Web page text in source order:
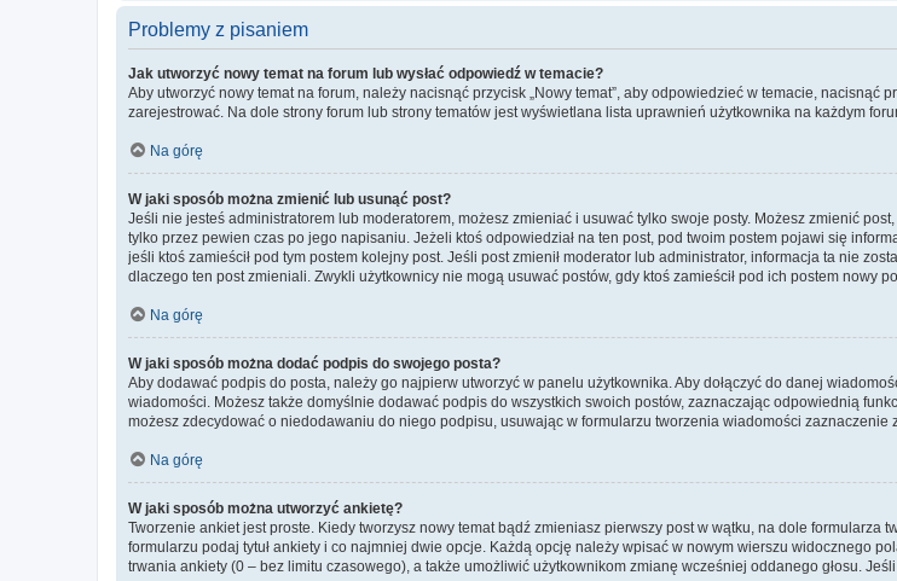
Problemy z pisaniem
Jak utworzyć nowy temat na forum lub wysłać odpowiedź w temacie?
Aby utworzyć nowy temat na forum, należy nacisnąć przycisk „Nowy temat”, aby odpowiedzieć w temacie,
zarejestrować. Na dole strony forum lub strony tematów jest wyświetlana lista uprawnień użytkownika na każdym
Na górę
W jaki sposób można zmienić lub usunąć post?
Jeśli nie jesteś administratorem lub moderatorem, możesz zmieniać i usuwać tylko swoje posty. Możesz zmienić
tylko przez pewien czas po jego napisaniu. Jeżeli ktoś odpowiedział na ten post, pod twoim postem pojawi się
jeśli ktoś zamieścił pod tym postem kolejny post. Jeśli post zmienił moderator lub administrator, informacja ta nie
dlaczego ten post zmieniali. Zwykli użytkownicy nie mogą usuwać postów, gdy ktoś zamieścił pod ich postem nowy
Na górę
W jaki sposób można dodać podpis do swojego posta?
Aby dodawać podpis do posta, należy go najpierw utworzyć w panelu użytkownika. Aby dołączyć do danej
wiadomości. Możesz także domyślnie dodawać podpis do wszystkich swoich postów, zaznaczając odpowiednią
możesz zdecydować o niedodawaniu do niego podpisu, usuwając w formularzu tworzenia wiadomości zaznaczenie
Na górę
W jaki sposób można utworzyć ankietę?
Tworzenie ankiet jest proste. Kiedy tworzysz nowy temat bądź zmieniasz pierwszy post w wątku, na dole formularza
formularzu podaj tytuł ankiety i co najmniej dwie opcje. Każdą opcję należy wpisać w nowym wierszu widocznego
trwania ankiety (0 – bez limitu czasowego), a także umożliwić użytkownikom zmianę wcześniej oddanego głosu.